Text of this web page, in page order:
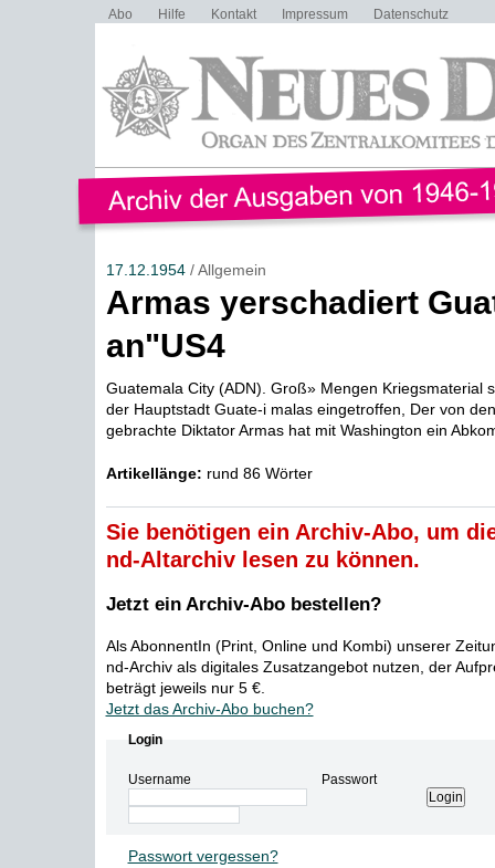
Abo Hilfe Kontakt Impressum Datenschutz
17.12.1954/ Allgemein
Armas yerschadiert
an"US4
Guatemala City (ADN). Groß» Mengen Kriegsmaterial
der Hauptstadt Guate-i malas eingetroffen, Der von
gebrachte Diktator Armas hat mit Washington ein
Artikellänge: rund 86 Wörter
Sie benötigen ein Archiv-Abo, um
nd-Altarchiv lesen zu können.
Jetzt ein Archiv-Abo bestellen?
Als AbonnentIn (Print, Online und Kombi) unserer
nd-Archiv als digitales Zusatzangebot nutzen, der
beträgt jeweils nur 5 €.
Jetzt das Archiv-Abo buchen?
Login
Username Passwort
Passwort vergessen?